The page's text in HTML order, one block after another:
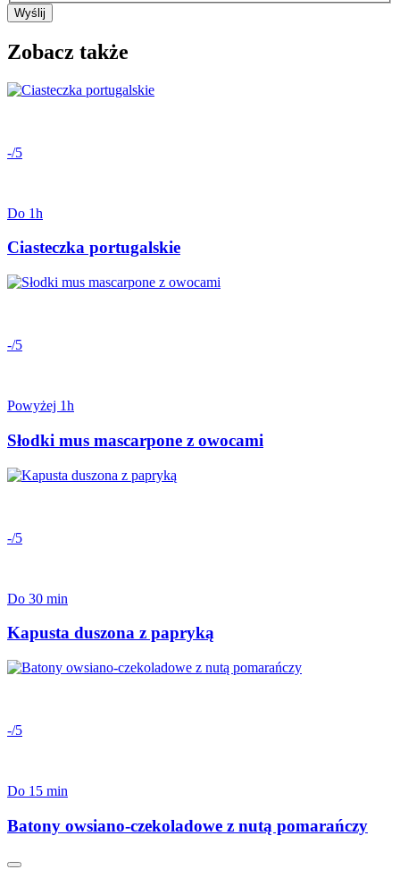
Wyślij
Zobacz także
-/5
Do 1h
Ciasteczka portugalskie
-/5
Powyżej 1h
Słodki mus mascarpone z owocami
-/5
Do 30 min
Kapusta duszona z papryką
-/5
Do 15 min
Batony owsiano-czekoladowe z nutą pomarańczy